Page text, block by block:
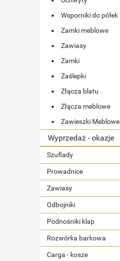
Wsporniki do półek
Zamki meblowe
Zawiasy
Zamki
Zaślepki
Złącza blatu
Złącza meblowe
Zawieszki Meblowe
Wyprzedaż - okazje
Szuflady
Prowadnice
Zawiasy
Odbojniki
Podnośniki klap
Rozwórka barkowa
Carga - kosze